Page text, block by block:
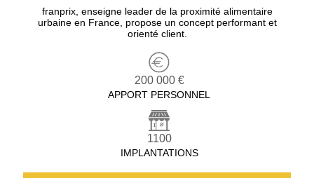
franprix, enseigne leader de la proximité alimentaire
urbaine en France, propose un concept performant et
orienté client.
200 000 €
APPORT PERSONNEL
1100
IMPLANTATIONS